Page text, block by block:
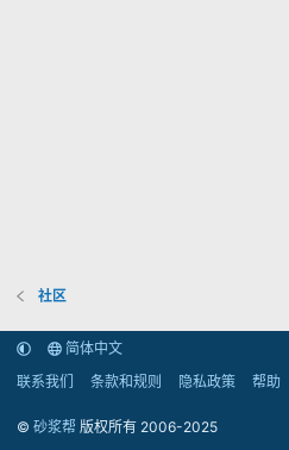
社区
简体中文
联系我们
条款和规则 隐私政策 帮助
© 砂浆帮 版权所有 2006-2025